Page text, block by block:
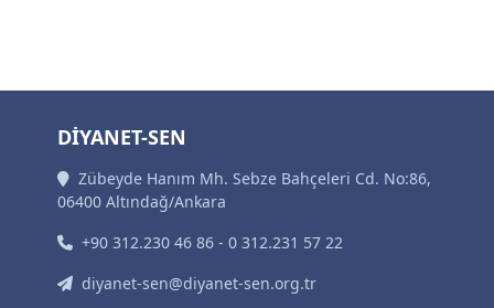
DİYANET-SEN
Zübeyde Hanım Mh. Sebze Bahçeleri Cd. No:86,
06400 Altındağ/Ankara
+90 312.230 46 86 - 0 312.231 57 22
diyanet-sen@diyanet-sen.org.tr